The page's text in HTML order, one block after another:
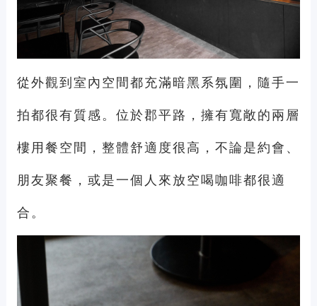
從外觀到室內空間都充滿暗黑系氛圍，隨手一
拍都很有質感。位於郡平路，擁有寬敞的兩層
樓用餐空間，整體舒適度很高，不論是約會、
朋友聚餐，或是一個人來放空喝咖啡都很適
合。